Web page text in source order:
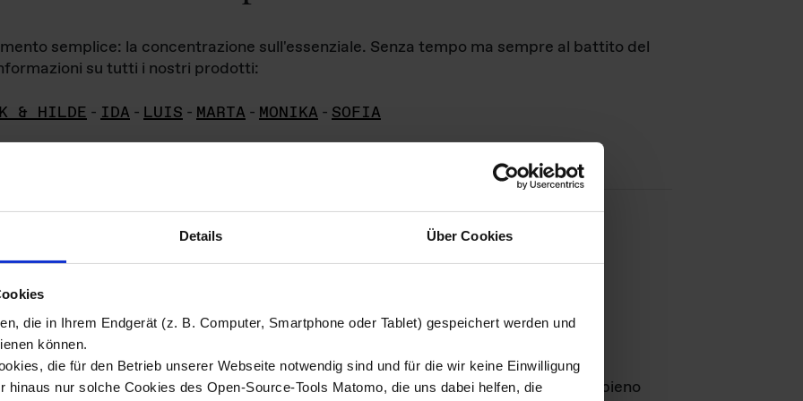
Details Über Cookies
die in Ihrem Endgerät (z. B. Computer, Smartphone oder Tablet) gespeichert werden und
können.
die für den Betrieb unserer Webseite notwendig sind und für die wir keine Einwilligung
hinaus nur solche Cookies des Open-Source-Tools Matomo, die uns dabei helfen, die
semplice: la concentrazione sull'essenziale. Senza tempo ma sempre al battito del
su tutti i nostri prodotti:
& HILDE - IDA - LUIS - MARTA - MONIKA - SOFIA
di immagini
materiale fotografico sono detenuti daDas ganze LebenGmbH e rimangono in pieno